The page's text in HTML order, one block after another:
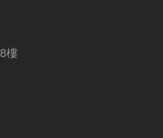
樓